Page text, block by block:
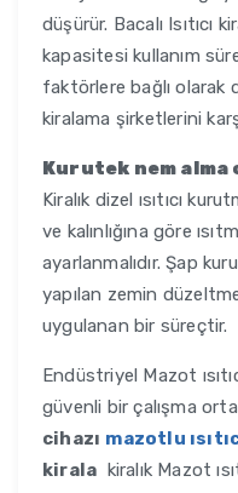
düşürür. Bacalı Isıtıcı
kapasitesi kullanım
faktörlere bağlı olarak
kiralama şirketlerini
Kurutek nem alma
Kiralık dizel ısıtıcı
ve kalınlığına göre
ayarlanmalıdır. Şap
yapılan zemin
uygulanan bir süreçtir.
Endüstriyel Mazot
güvenli bir çalışma
cihazı mazotlu
kirala kiralık Mazot